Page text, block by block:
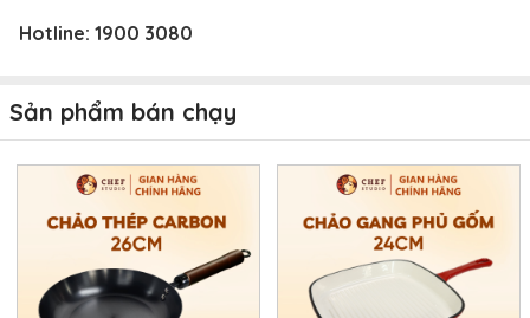
Hotline: 1900 3080
Sản phẩm bán chạy